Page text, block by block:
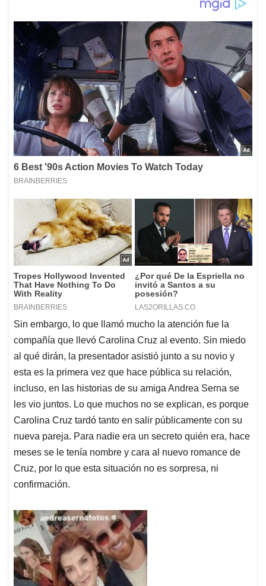
Sin embargo, lo que llamó mucho la atención fue la
compañía que llevó Carolina Cruz al evento. Sin miedo
al qué dirán, la presentador asistió junto a su novio y
esta es la primera vez que hace pública su relación,
incluso, en las historias de su amiga Andrea Serna se
les vio juntos. Lo que muchos no se explican, es porque
Carolina Cruz tardó tanto en salir públicamente con su
nueva pareja. Para nadie era un secreto quién era, hace
meses se le tenía nombre y cara al nuevo romance de
Cruz, por lo que esta situación no es sorpresa, ni
confirmación.